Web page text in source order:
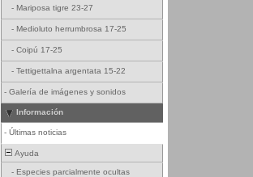
- Mariposa tigre 23-27
- Medioluto herrumbrosa 17-25
- Coipú 17-25
- Tettigettalna argentata 15-22
- Galería de imágenes y sonidos
Información
- Últimas noticias
Ayuda
- Especies parcialmente ocultas